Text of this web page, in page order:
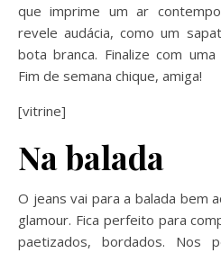
que imprime um ar
revele audácia, como um
bota branca. Finalize com
Fim de semana chique, amiga!
[vitrine]
Na balada
O jeans vai para a balada bem
glamour. Fica perfeito para
paetizados, bordados. Nos